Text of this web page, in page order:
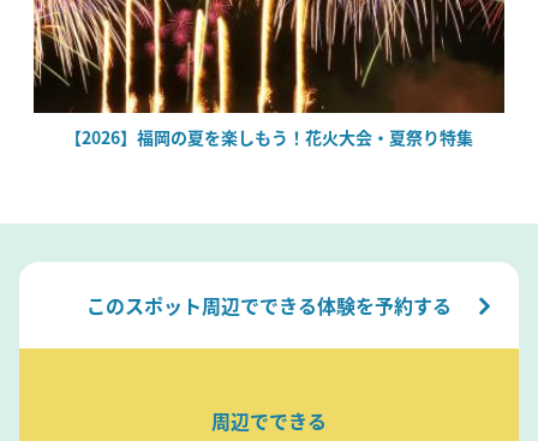
【2026】福岡の夏を楽しもう！花火大会・夏祭り特集
このスポット周辺でできる体験を予約する
周辺でできる